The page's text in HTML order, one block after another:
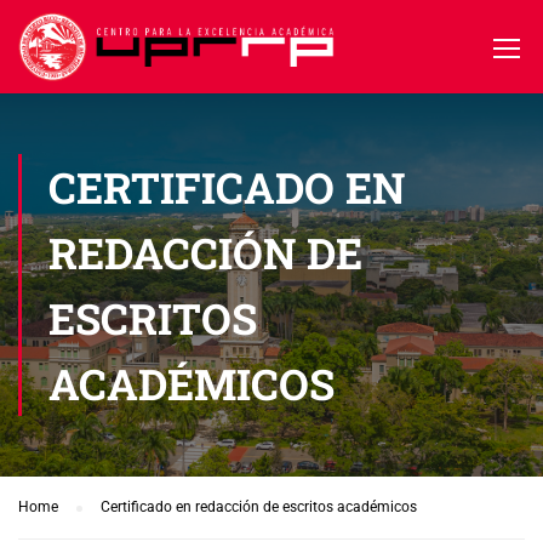
CERTIFICADO EN
REDACCIÓN DE
ESCRITOS
ACADÉMICOS
Home Certificado en redacción de escritos académicos